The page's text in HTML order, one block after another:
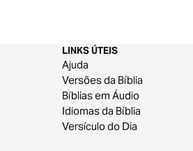
LINKS ÚTEIS
Ajuda
Versões da Bíblia
Bíblias em Áudio
Idiomas da Bíblia
Versículo do Dia